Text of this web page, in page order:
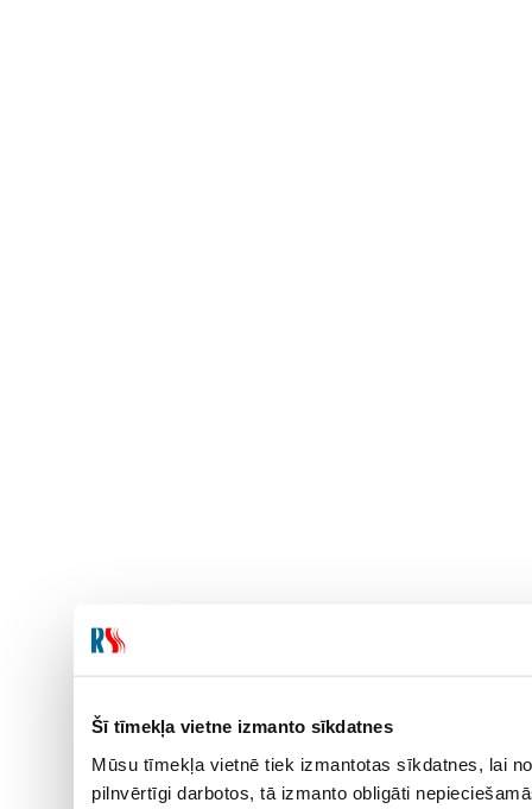
Šī tīmekļa vietne izmanto sīkdatnes
Mūsu tīmekļa vietnē tiek izmantotas sīkdatnes, lai
pilnvērtīgi darbotos, tā izmanto obligāti